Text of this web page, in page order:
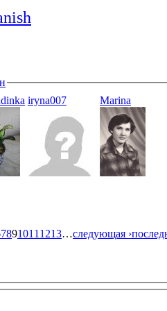
iryna007 Marina
7891011 1213…следующая ›